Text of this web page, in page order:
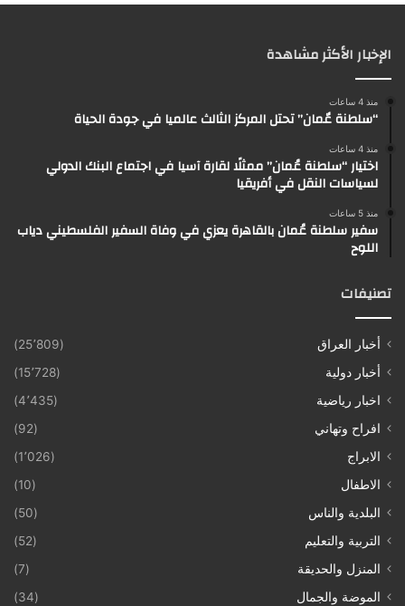
الإخبار الأكثر مشاهدة
منذ 4 ساعات
“سلطنة عٌمان” تحتل المركز الثالث عالميا في جودة الحياة
منذ 4 ساعات
اختيار “سلطنة عُمان” ممثلًا لقارة آسيا في اجتماع البنك الدولي
لسياسات النقل في أفريقيا
منذ 5 ساعات
سفير سلطنة عُمان بالقاهرة يعزي في وفاة السفير الفلسطيني دياب
اللوح
تصنيفات
أخبار العراق
(25٬809)
أخبار دولية
(15٬728)
اخبار رياضية
(4٬435)
افراح وتهاني
(92)
الابراج
(1٬026)
الاطفال
(10)
البلدية والناس
(50)
التربية والتعليم
(52)
المنزل والحديقة
(7)
الموضة والجمال
(34)